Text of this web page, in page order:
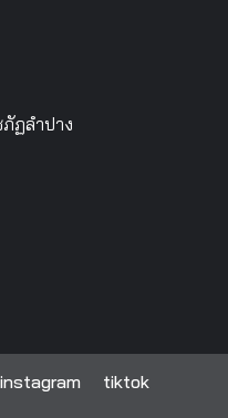
ฏลำปาง
instagram tiktok